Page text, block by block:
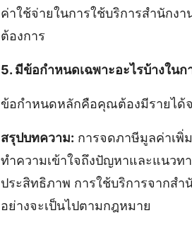
ค่าใช้จ่ายในการใช้บริการสำนัก
ต้องการ
5. มีข้อกำหนดเฉพาะอะไรบ้างใน
ข้อกำหนดหลักคือคุณต้องมีรายได้
สรุปบทความ: การจดภาษีมูลค่าเพิ่
ทำความเข้าใจถึงปัญหาและแนวท
ประสิทธิภาพ การใช้บริการจากส
อย่างจะเป็นไปตามกฎหมาย